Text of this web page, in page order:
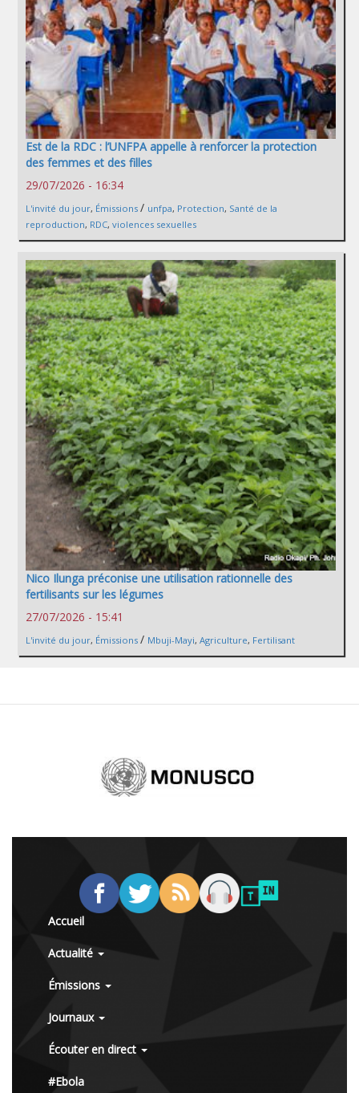
Est de la RDC : l’UNFPA appelle à renforcer la protection
des femmes et des filles
29/07/2026 - 16:34
L'invité du jour, Émissions / unfpa, Protection, Santé de la
reproduction, RDC, violences sexuelles
Nico Ilunga préconise une utilisation rationnelle des
fertilisants sur les légumes
27/07/2026 - 15:41
L'invité du jour, Émissions / Mbuji-Mayi, Agriculture, Fertilisant
Accueil
Actualité
Émissions
Journaux
Écouter en direct
#Ebola